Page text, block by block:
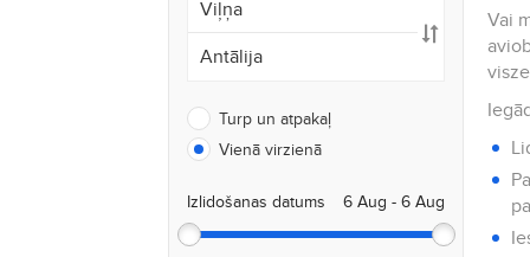
Turp un atpakaļ
Vienā virzienā
Izlidošanas datums
Vai